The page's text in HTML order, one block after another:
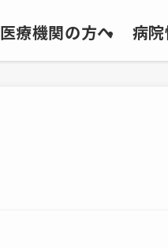
医療機関の方へ 病